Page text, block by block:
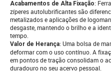
Acabamentos de Alta Fixação:
zíperes autolubrificantes são
metalizados e aplicações de
desgaste, mantendo o brilho e a
tempo.
Valor de Herança: Uma bolsa de
deformar com o uso contínuo. A
em pontos de tração consolidam o
duradouro no seu acervo pessoal.